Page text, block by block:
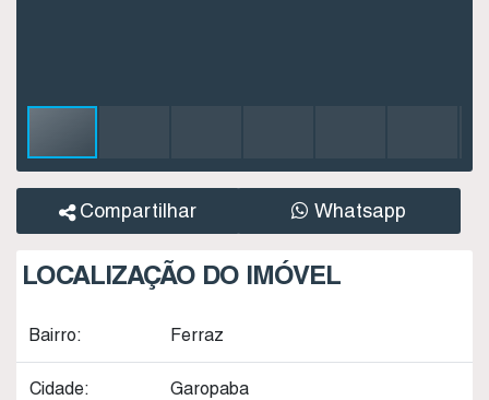
Compartilhar Whatsapp
LOCALIZAÇÃO DO IMÓVEL
Bairro: Ferraz
Cidade: Garopaba